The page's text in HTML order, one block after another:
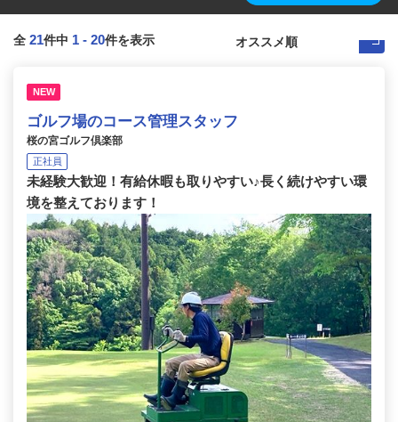
全 21件中 1 - 20件を表示
NEW
ゴルフ場のコース管理スタッフ
桜の宮ゴルフ倶楽部
正社員
未経験大歓迎！有給休暇も取りやすい♪長く続けやすい環
境を整えております！